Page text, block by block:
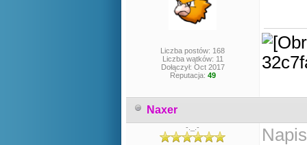
Liczba postów: 168
Liczba wątków: 11
Dołączył: Oct 2017
Reputacja: 49
Naxer
-._.-